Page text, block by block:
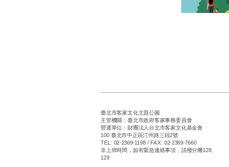
臺北市客家文化主題公園
主管機關：臺北市政府客家事務委員會
營運單位：財團法人台北市客家文化基金會
100 臺北市中正區汀州路三段2號
TEL: 02-2369-1198 / FAX: 02-2369-7660
非上班時間，如有緊急連絡事項，請撥分機128、
129